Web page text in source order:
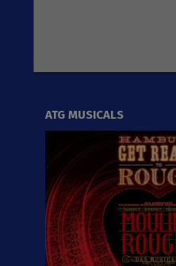
ATG MUSICALS